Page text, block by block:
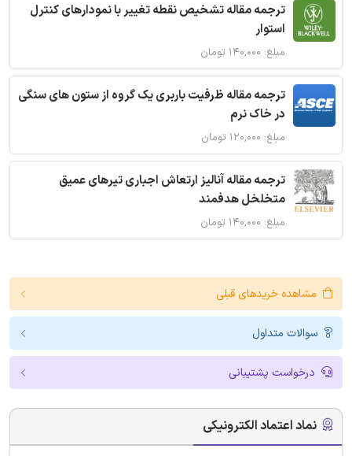
ترجمه مقاله تشخیص نقطه تغییر با نمودارهای کنترل
استوار
مبلغ: ۱۴۰,۰۰۰ تومان
ترجمه مقاله ظرفیت باربری یک گروه از ستون های سنگی
در خاک نرم
مبلغ: ۱۲۰,۰۰۰ تومان
ترجمه مقاله آنالیز ارتعاش اجباری تیرهای عمیق
متخلخل هدفمند
مبلغ: ۱۴۰,۰۰۰ تومان
مشاهده خریدهای قبلی
سوالات متداول
درخواست پشتیبانی
نماد اعتماد الکترونیکی